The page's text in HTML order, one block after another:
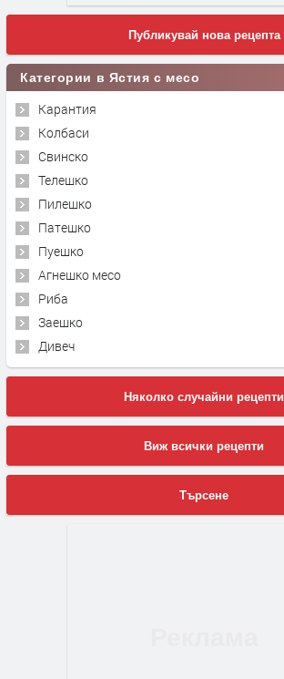
Публикувай нова рецепта
Категории в Ястия с месо
Карантия
Колбаси
Свинско
Телешко
Пилешко
Патешко
Пуешко
Агнешко месо
Риба
Заешко
Дивеч
Няколко случайни рецепти
Виж всички рецепти
Търсене